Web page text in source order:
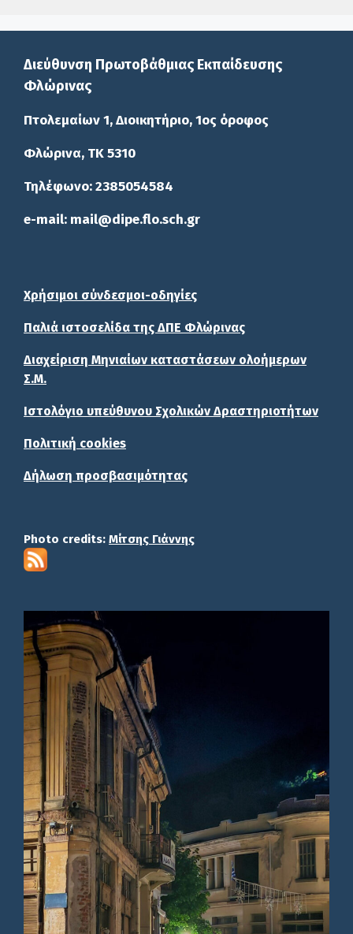
Διεύθυνση Πρωτοβάθμιας Εκπαίδευσης
Φλώρινας
Πτολεμαίων 1, Διοικητήριο, 1ος όροφος
Φλώρινα, ΤΚ 5310
Τηλέφωνο: 2385054584
e-mail: mail@dipe.flo.sch.gr
Χρήσιμοι σύνδεσμοι-οδηγίες
Παλιά ιστοσελίδα της ΔΠΕ Φλώρινας
Διαχείριση Μηνιαίων καταστάσεων ολοήμερων
Σ.Μ.
Ιστολόγιο υπεύθυνου Σχολικών Δραστηριοτήτων
Πολιτική cookies
Δήλωση προσβασιμότητας
Photo credits: Μίτσης Γιάννης